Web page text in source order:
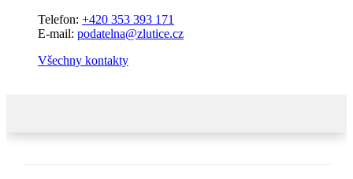
Telefon: +420 353 393 171
E-mail: podatelna@zlutice.cz
Všechny kontakty